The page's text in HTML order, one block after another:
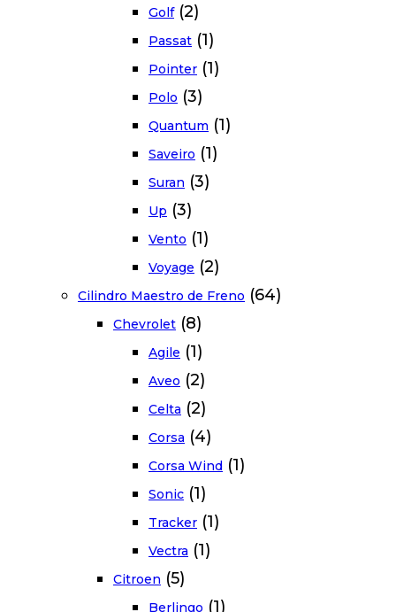
Golf (2)
Passat (1)
Pointer (1)
Polo (3)
Quantum (1)
Saveiro (1)
Suran (3)
Up (3)
Vento (1)
Voyage (2)
Cilindro Maestro de Freno (64)
Chevrolet (8)
Agile (1)
Aveo (2)
Celta (2)
Corsa (4)
Corsa Wind (1)
Sonic (1)
Tracker (1)
Vectra (1)
Citroen (5)
Berlingo (1)